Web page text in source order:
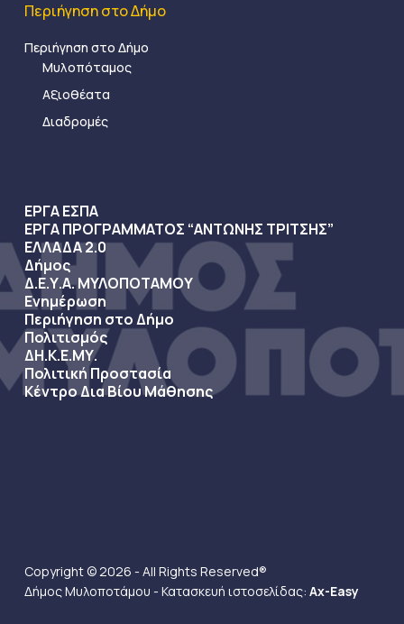
Περιήγηση στο Δήμο
Περιήγηση στο Δήμο
Μυλοπόταμος
Αξιοθέατα
Διαδρομές
ΕΡΓΑ ΕΣΠΑ
ΕΡΓΑ ΠΡΟΓΡΑΜΜΑΤΟΣ “ΑΝΤΩΝΗΣ ΤΡΙΤΣΗΣ”
ΕΛΛΑΔΑ 2.0
Δήμος
Δ.Ε.Υ.Α. ΜΥΛΟΠΟΤΑΜΟΥ
Ενημέρωση
Περιήγηση στο Δήμο
Πολιτισμός
ΔΗ.Κ.Ε.ΜΥ.
Πολιτική Προστασία
Κέντρο Δια Βίου Μάθησης
Copyright © 2026 - All Rights Reserved®
Δήμος Μυλοποτάμου - Κατασκευή ιστοσελίδας: Ax-Easy